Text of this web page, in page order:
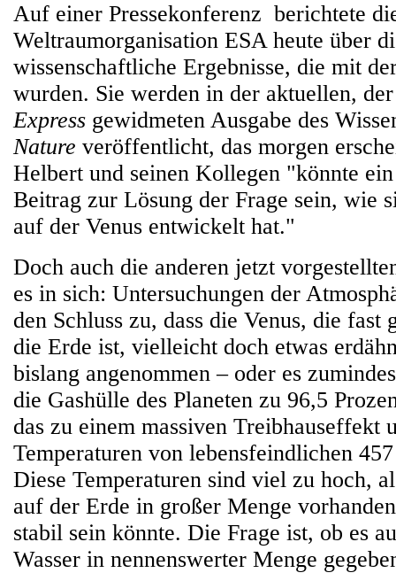
Auf einer Pressekonferenz berichtete
Weltraumorganisation ESA heute über
wissenschaftliche Ergebnisse, die mit
wurden. Sie werden in der aktuellen,
Express gewidmeten Ausgabe des
Nature veröffentlicht, das morgen
Helbert und seinen Kollegen "könnte
Beitrag zur Lösung der Frage sein, wie
auf der Venus entwickelt hat."
Doch auch die anderen jetzt
es in sich: Untersuchungen der
den Schluss zu, dass die Venus, die fast
die Erde ist, vielleicht doch etwas
bislang angenommen – oder es
die Gashülle des Planeten zu 96,5
das zu einem massiven Treibhauseffekt
Temperaturen von lebensfeindlichen
Diese Temperaturen sind viel zu hoch,
auf der Erde in großer Menge
stabil sein könnte. Die Frage ist, ob es
Wasser in nennenswerter Menge